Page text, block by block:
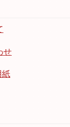
せ
紙